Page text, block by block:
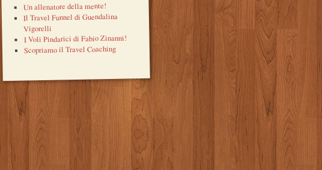
Un allenatore della mente!
Il Travel Funnel di Guendalina
Vigorelli
I Voli Pindarici di Fabio Zinanni!
Scopriamo il Travel Coaching